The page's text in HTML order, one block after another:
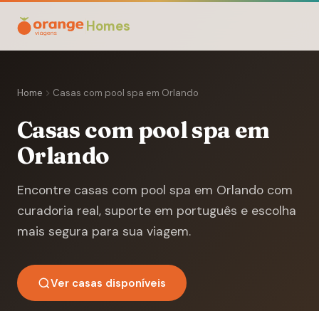
Homes
Home Casas com pool spa em Orlando
Casas com pool spa em
Orlando
Encontre casas com pool spa em Orlando com
curadoria real, suporte em português e escolha
mais segura para sua viagem.
Ver casas disponíveis